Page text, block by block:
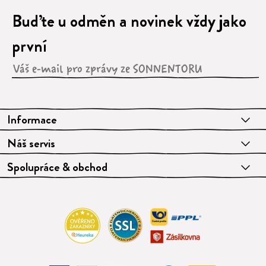
Informace
Náš servis
Spolupráce & obchod
Buďte u odměn a novinek vždy jako
první